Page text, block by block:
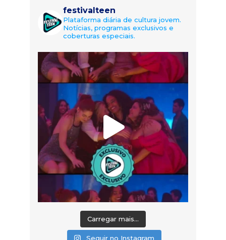
festivalteen
Plataforma diária de cultura jovem.
Notícias, programas exclusivos e
coberturas especiais.
Carregar mais...
Seguir no Instagram